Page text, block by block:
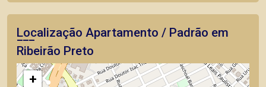
Localização Apartamento / Padrão em
Ribeirão Preto
+